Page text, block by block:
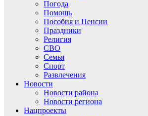
Погода
Помощь
Пособия и Пенсии
Праздники
Религия
СВО
Семья
Спорт
Развлечения
Новости
Новости района
Новости региона
Нацпроекты